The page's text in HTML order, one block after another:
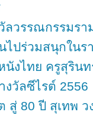
ลวรรณกรรมร
ปร่วมสนุกในร
นังไทย ครูสุริน
งวัลซีไรต์ 2556
สู่ 80 ปี สุเทพ ว